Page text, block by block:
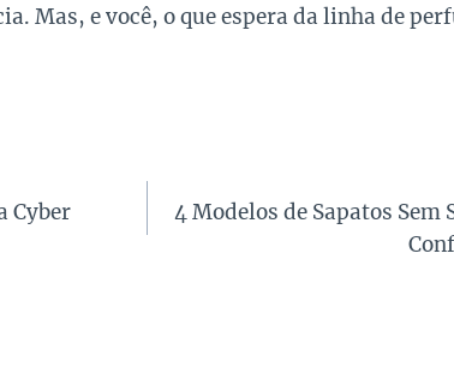
Mas, e você, o que espera da linha de
Cyber
4 Modelos de Sapatos Sem